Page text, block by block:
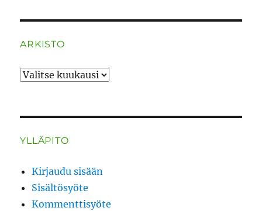
ARKISTO
ARKISTO
YLLÄPITO
Kirjaudu sisään
Sisältösyöte
Kommenttisyöte